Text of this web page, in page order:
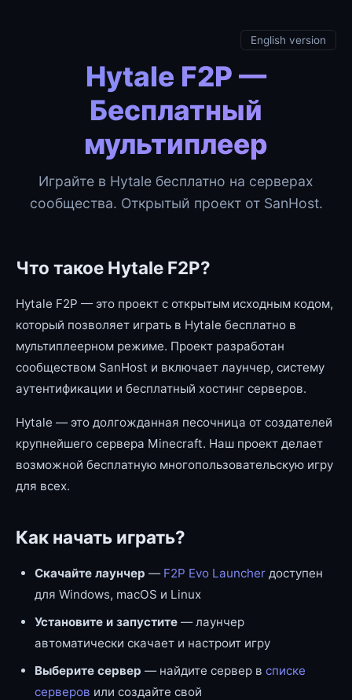
English version
Hytale F2P —
Бесплатный
мультиплеер
Играйте в Hytale бесплатно на серверах
сообщества. Открытый проект от SanHost.
Что такое Hytale F2P?
Hytale F2P — это проект с открытым исходным кодом,
который позволяет играть в Hytale бесплатно в
мультиплеерном режиме. Проект разработан
сообществом SanHost и включает лаунчер, систему
аутентификации и бесплатный хостинг серверов.
Hytale — это долгожданная песочница от создателей
крупнейшего сервера Minecraft. Наш проект делает
возможной бесплатную многопользовательскую игру
для всех.
Как начать играть?
Скачайте лаунчер — F2P Evo Launcher доступен
для Windows, macOS и Linux
Установите и запустите — лаунчер
автоматически скачает и настроит игру
Выберите сервер — найдите сервер в списке
серверов или создайте свой